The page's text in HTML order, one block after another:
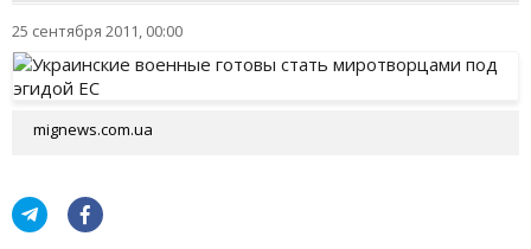
25 сентября 2011, 00:00
mignews.com.ua